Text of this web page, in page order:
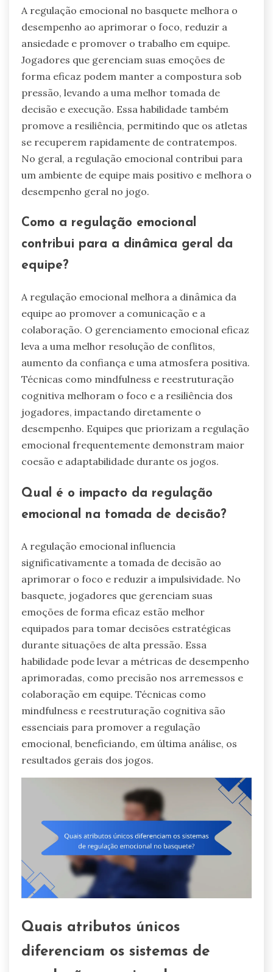
A regulação emocional no basquete melhora o
desempenho ao aprimorar o foco, reduzir a
ansiedade e promover o trabalho em equipe.
Jogadores que gerenciam suas emoções de
forma eficaz podem manter a compostura sob
pressão, levando a uma melhor tomada de
decisão e execução. Essa habilidade também
promove a resiliência, permitindo que os atletas
se recuperem rapidamente de contratempos.
No geral, a regulação emocional contribui para
um ambiente de equipe mais positivo e melhora o
desempenho geral no jogo.
Como a regulação emocional
contribui para a dinâmica geral da
equipe?
A regulação emocional melhora a dinâmica da
equipe ao promover a comunicação e a
colaboração. O gerenciamento emocional eficaz
leva a uma melhor resolução de conflitos,
aumento da confiança e uma atmosfera positiva.
Técnicas como mindfulness e reestruturação
cognitiva melhoram o foco e a resiliência dos
jogadores, impactando diretamente o
desempenho. Equipes que priorizam a regulação
emocional frequentemente demonstram maior
coesão e adaptabilidade durante os jogos.
Qual é o impacto da regulação
emocional na tomada de decisão?
A regulação emocional influencia
significativamente a tomada de decisão ao
aprimorar o foco e reduzir a impulsividade. No
basquete, jogadores que gerenciam suas
emoções de forma eficaz estão melhor
equipados para tomar decisões estratégicas
durante situações de alta pressão. Essa
habilidade pode levar a métricas de desempenho
aprimoradas, como precisão nos arremessos e
colaboração em equipe. Técnicas como
mindfulness e reestruturação cognitiva são
essenciais para promover a regulação
emocional, beneficiando, em última análise, os
resultados gerais dos jogos.
Quais atributos únicos
diferenciam os sistemas de